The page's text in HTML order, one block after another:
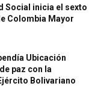
Social inicia el sexto
Colombia Mayor
Ubicación
paz con la
Bolivariano